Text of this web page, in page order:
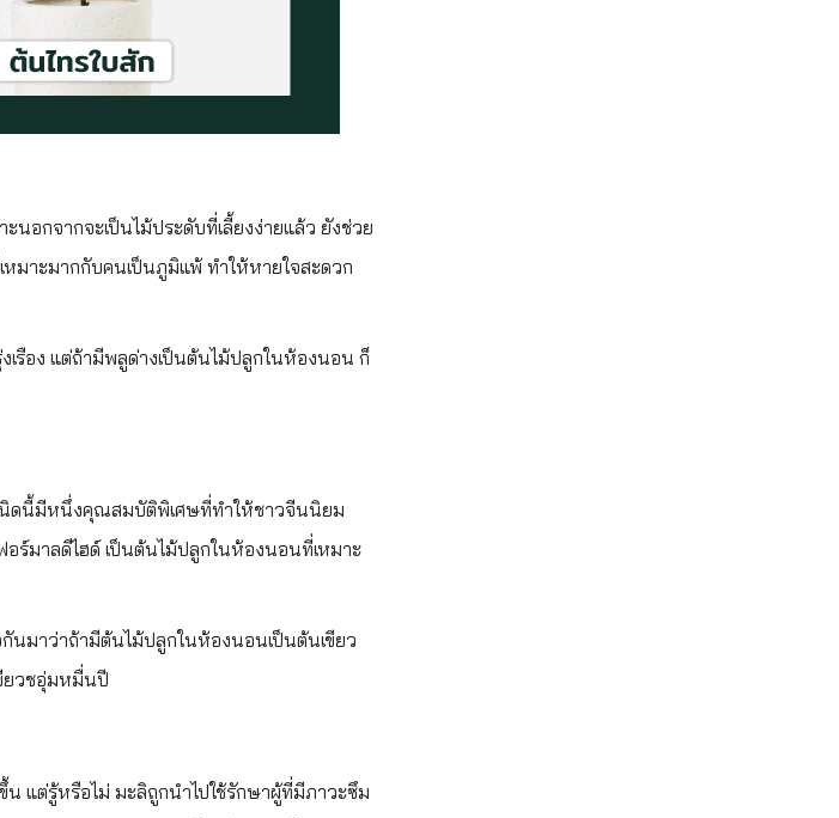
นอกจากจะเป็นไม้ประดับที่เลี้ยงง่ายแล้ว ยังช่วย
มาะมากกับคนเป็นภูมิแพ้ ทำให้หายใจสะดวก
เรือง แต่ถ้ามีพลูด่างเป็นต้นไม้ปลูกในห้องนอน ก็
นิดนี้มีหนึ่งคุณสมบัติพิเศษที่ทำให้ชาวจีนนิยม
ร์มาลดีไฮด์ เป็นต้นไม้ปลูกในห้องนอนที่เหมาะ
นมาว่าถ้ามีต้นไม้ปลูกในห้องนอนเป็นต้นเขียว
ยวชอุ่มหมื่นปี
แต่รู้หรือไม่ มะลิถูกนำไปใช้รักษาผู้ที่มีภาวะซึม